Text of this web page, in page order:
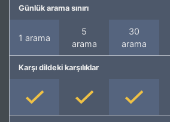
Günlük arama sınırı
1 arama
5
arama
30
arama
Karşı dildeki karşılıklar